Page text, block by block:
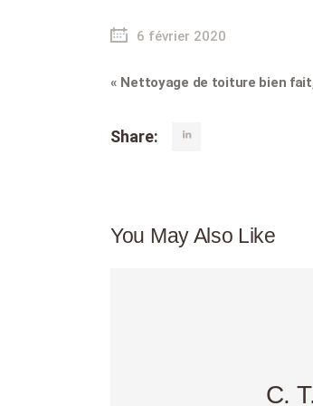
6 février 2020
« Nettoyage de toiture bien
Share:
You May Also Like
C.